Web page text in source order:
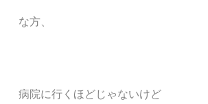
な方、
病院に行くほどじゃないけど